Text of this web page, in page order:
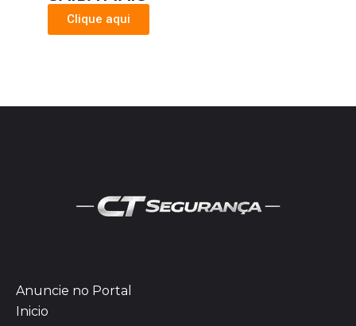
Clique aqui
Anuncie no Portal
Inicio